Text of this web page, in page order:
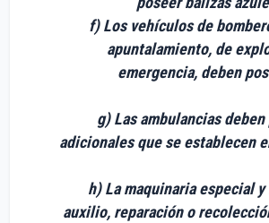
f) Los vehículos de
apuntalamiento, de
emergencia, deben
g) Las ambulancias
adicionales que se establecen
h) La maquinaria especial
auxilio, reparación o